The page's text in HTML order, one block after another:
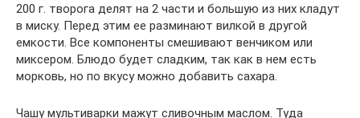
200 г. творога делят на 2 части и большую из них кладут
в миску. Перед этим ее разминают вилкой в другой
емкости. Все компоненты смешивают венчиком или
миксером. Блюдо будет сладким, так как в нем есть
морковь, но по вкусу можно добавить сахара.
Чашу мультиварки мажут сливочным маслом. Туда